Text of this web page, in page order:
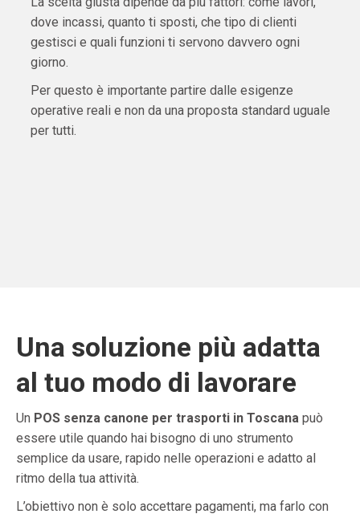
dove incassi, quanto ti sposti, che tipo di clienti
gestisci e quali funzioni ti servono davvero ogni
giorno.
Per questo è importante partire dalle esigenze
operative reali e non da una proposta standard uguale
per tutti.
Una soluzione più adatta
al tuo modo di lavorare
Un POS senza canone per trasporti in Toscana può
essere utile quando hai bisogno di uno strumento
semplice da usare, rapido nelle operazioni e adatto al
ritmo della tua attività.
L’obiettivo non è solo accettare pagamenti, ma farlo con